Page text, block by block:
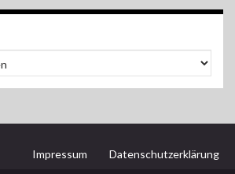
Impressum Datenschutzerklärung